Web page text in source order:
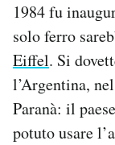
1984 fu
solo ferro
Eiffel. Si
l’Argentina,
Paranà: il
potuto usare